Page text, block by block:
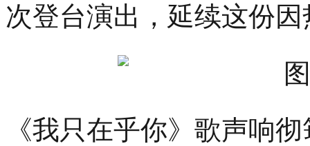
次登台演出，延续这份
《我只在乎你》歌声响